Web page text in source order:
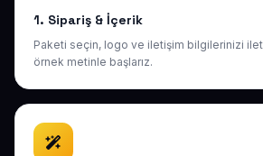
1. Sipariş & İçerik
Paketi seçin, logo ve iletişim bilgilerinizi
örnek metinle başlarız.